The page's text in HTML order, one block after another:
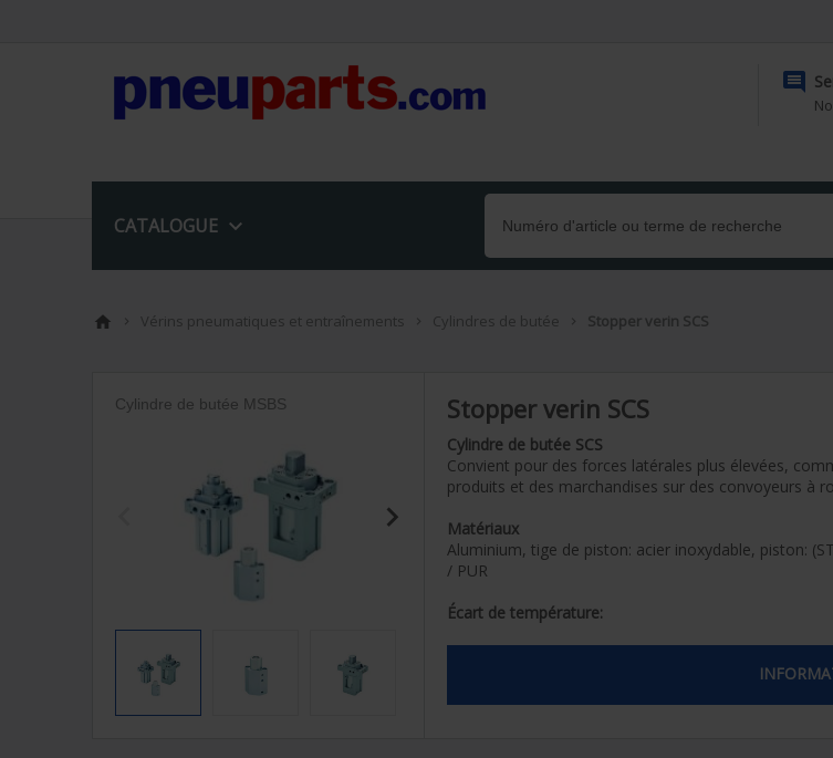

CATALOGUE 
  Vérins pneumatiques et entraînements  Cylindres de butée  Stopper verin SCS
Cylindre de butée MSBS
keyboard_arrow_right
Stopper verin SCS
Cylindre de butée SCS
Convient pour des forces latérales plus élevées,
produits et des marchandises sur des convoyeurs à
Matériaux
Aluminium, tige de piston: acier inoxydable, piston:
/ PUR
Écart de température: